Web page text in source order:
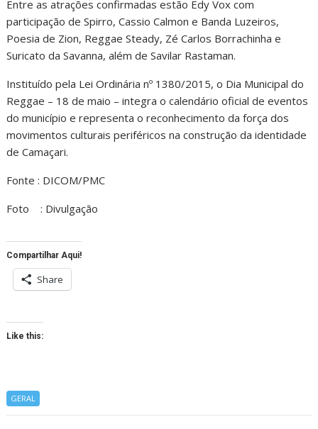
Entre as atrações confirmadas estão Edy Vox com
participação de Spirro, Cassio Calmon e Banda Luzeiros,
Poesia de Zion, Reggae Steady, Zé Carlos Borrachinha e
Suricato da Savanna, além de Savilar Rastaman.
Instituído pela Lei Ordinária nº 1380/2015, o Dia Municipal do
Reggae – 18 de maio – integra o calendário oficial de eventos
do município e representa o reconhecimento da força dos
movimentos culturais periféricos na construção da identidade
de Camaçari.
Fonte : DICOM/PMC
Foto : Divulgação
Compartilhar Aqui!
Share
Like this:
GERAL